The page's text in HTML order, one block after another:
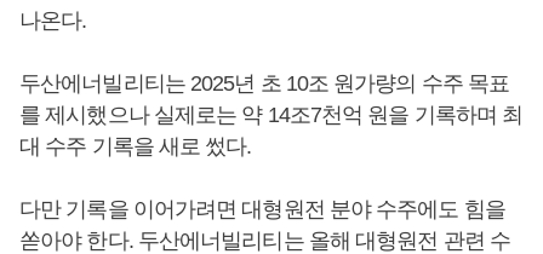
나온다.
두산에너빌리티는 2025년 초 10조 원가량의 수주 목표
를 제시했으나 실제로는 약 14조7천억 원을 기록하며 최
대 수주 기록을 새로 썼다.
다만 기록을 이어가려면 대형원전 분야 수주에도 힘을
쏟아야 한다. 두산에너빌리티는 올해 대형원전 관련 수